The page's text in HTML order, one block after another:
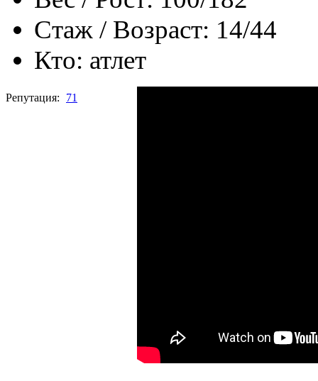
Стаж / Возраст: 14/44
Кто: атлет
Репутация: 71